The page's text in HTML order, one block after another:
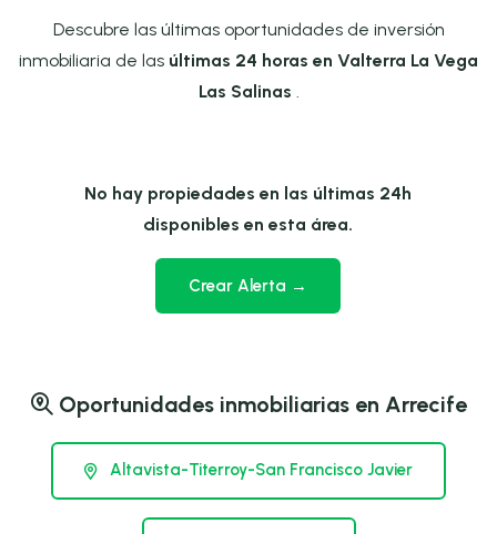
Descubre las últimas oportunidades de inversión
inmobiliaria de las últimas 24 horas en Valterra La Vega
Las Salinas
No hay propiedades en las últimas 24h
disponibles en esta área.
Crear Alerta →
Oportunidades inmobiliarias en Arrecife
Altavista-Titerroy-San Francisco Javier